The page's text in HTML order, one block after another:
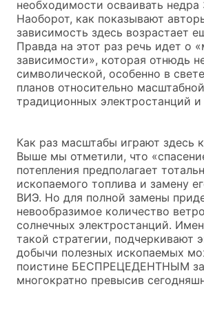
необходимости осваивать недра
Наоборот, как показывают
зависимость здесь возрастает
Правда на этот раз речь идет о
зависимости», которая отнюдь
символической, особенно в
планов относительно
традиционных электростанций
Как раз масштабы играют здесь
Выше мы отметили, что
потепления предполагает
ископаемого топлива и замену
ВИЭ. Но для полной замены
невообразимое количество
солнечных электростанций.
такой стратегии, подчеркивают
добычи полезных ископаемых
поистине БЕСПРЕЦЕДЕНТНЫМ
многократно превысив